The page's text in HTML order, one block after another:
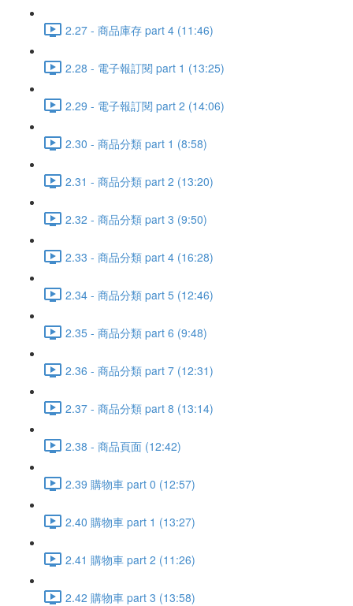
2.27 - 商品庫存 part 4 (11:46)
2.28 - 電子報訂閱 part 1 (13:25)
2.29 - 電子報訂閱 part 2 (14:06)
2.30 - 商品分類 part 1 (8:58)
2.31 - 商品分類 part 2 (13:20)
2.32 - 商品分類 part 3 (9:50)
2.33 - 商品分類 part 4 (16:28)
2.34 - 商品分類 part 5 (12:46)
2.35 - 商品分類 part 6 (9:48)
2.36 - 商品分類 part 7 (12:31)
2.37 - 商品分類 part 8 (13:14)
2.38 - 商品頁面 (12:42)
2.39 購物車 part 0 (12:57)
2.40 購物車 part 1 (13:27)
2.41 購物車 part 2 (11:26)
2.42 購物車 part 3 (13:58)